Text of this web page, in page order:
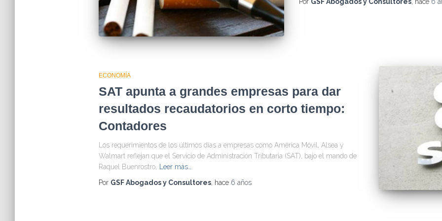
ECONOMÍA
SAT apunta a grandes empresas para dar
resultados recaudatorios en corto tiempo:
Contadores
Los requerimientos de los últimos días a empresas como América Móvil, Alsea y
Walmart reflejan que el Servicio de Administración Tributaria (SAT), bajo el mando de
Raquel Buenrostro, Leer más…
Por GSF Abogados y Consultores, hace 6 años